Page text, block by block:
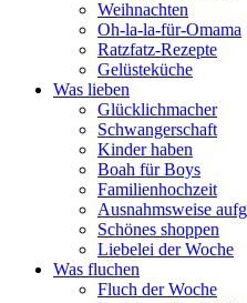
Weihnachten
Oh-la-la-für-Omama
Ratzfatz-Rezepte
Gelüsteküche
Was lieben
Glücklichmacher
Schwangerschaft
Kinder haben
Boah für Boys
Familienhochzeit
Ausnahmsweise
Schönes shoppen
Liebelei der Woche
Was fluchen
Fluch der Woche